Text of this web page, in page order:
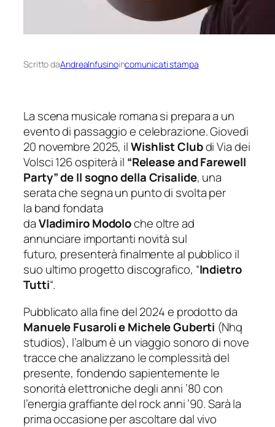
Scritto daAndreaInfusinoincomunicati stampa
La scena musicale romana si prepara a un
evento di passaggio e celebrazione. Giovedì
20 novembre 2025, ilWishlist Clubdi Via dei
Volsci 126 ospiterà il “Release and Farewell
Party” de Il sogno dellaCrisalide, una
serata che segna un punto di svolta per
la band fondata
daVladimiro Modoloche oltre ad
annunciare importanti novità sul
futuro, presenterà finalmente al pubblico il
suo ultimo progetto discografico, “Indietro
Tutti“.
Pubblicato alla fine del 2024 e prodotto da
Manuele Fusaroli e Michele Guberti (Nhq
studios), l’album è un viaggio sonoro di nove
tracce che analizzano le complessità del
presente, fondendo sapientemente le
sonorità elettroniche degli anni ’80 con
l’energia graffiante del rock anni ’90. Sarà la
prima occasione per ascoltare dal vivo